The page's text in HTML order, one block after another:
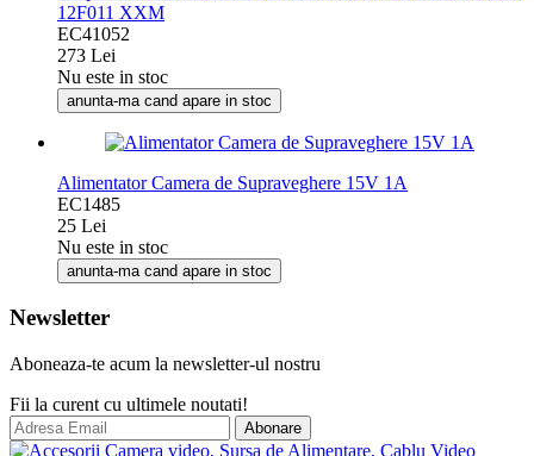
Amplificator Semnal TV 12 Iesiri JM8630LA12 MK12 20dB
12F011 XXM
EC41052
273 Lei
Nu este in stoc
Alimentator Camera de Supraveghere 15V 1A
EC1485
25 Lei
Nu este in stoc
Fii la curent cu ultimele noutati!
Abonare